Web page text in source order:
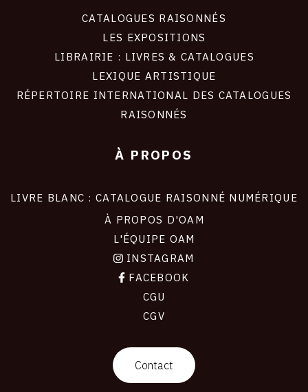
CATALOGUES RAISONNÉS
LES EXPOSITIONS
LIBRAIRIE : LIVRES & CATALOGUES
LEXIQUE ARTISTIQUE
RÉPERTOIRE INTERNATIONAL DES CATALOGUES
RAISONNÉS
À PROPOS
LIVRE BLANC : CATALOGUE RAISONNÉ NUMÉRIQUE
À PROPOS D'OAM
L'ÉQUIPE OAM
INSTAGRAM
FACEBOOK
CGU
CGV
Contact